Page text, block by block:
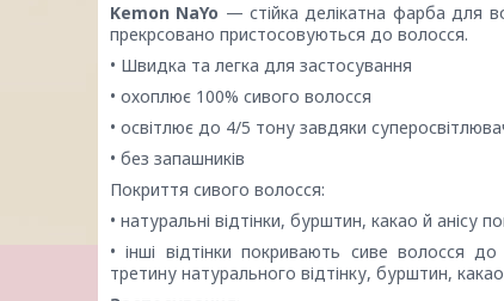
Kemon NaYo — стійка делікатна фарба для
прекрсовано пристосовуються до волосся.
• Швидка та легка для застосування
• охоплює 100% сивого волосся
• освітлює до 4/5 тону завдяки
• без запашників
Покриття сивого волосся:
• натуральні відтінки, бурштин, какао й анісу
• інші відтінки покривають сиве волосся
третину натурального відтінку, бурштин,